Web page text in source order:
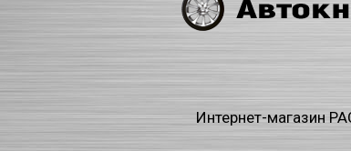
Интернет-магазин